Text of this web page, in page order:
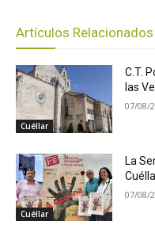
Artículos Relacionados
Cuéllar
C.T.
las
07/08/
Cuéllar
La
07/08/